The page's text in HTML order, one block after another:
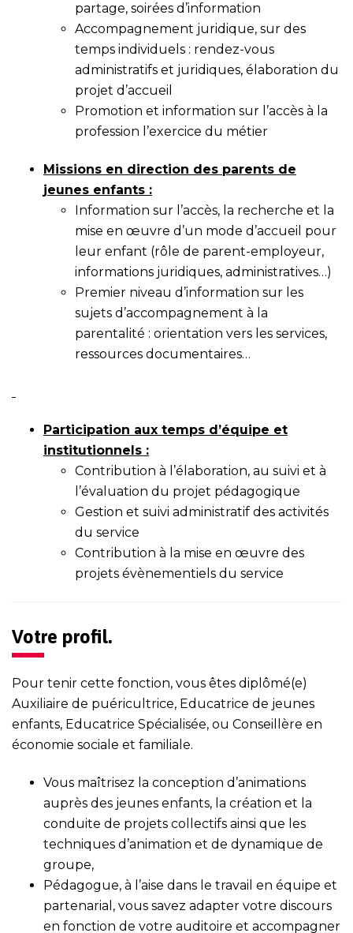
partage, soirées d’information
Accompagnement juridique, sur des
temps individuels : rendez-vous
administratifs et juridiques, élaboration du
projet d’accueil
Promotion et information sur l’accès à la
profession l’exercice du métier
Missions en direction des parents de
jeunes enfants :
Information sur l’accès, la recherche et la
mise en œuvre d’un mode d’accueil pour
leur enfant (rôle de parent-employeur,
informations juridiques, administratives…)
Premier niveau d’information sur les
sujets d’accompagnement à la
parentalité : orientation vers les services,
ressources documentaires…
Participation aux temps d’équipe et
institutionnels :
Contribution à l’élaboration, au suivi et à
l’évaluation du projet pédagogique
Gestion et suivi administratif des activités
du service
Contribution à la mise en œuvre des
projets évènementiels du service
Votre profil.
Pour tenir cette fonction, vous êtes diplômé(e)
Auxiliaire de puéricultrice, Educatrice de jeunes
enfants, Educatrice Spécialisée, ou Conseillère en
économie sociale et familiale.
Vous maîtrisez la conception d’animations
auprès des jeunes enfants, la création et la
conduite de projets collectifs ainsi que les
techniques d’animation et de dynamique de
groupe,
Pédagogue, à l’aise dans le travail en équipe et
partenarial, vous savez adapter votre discours
en fonction de votre auditoire et accompagner